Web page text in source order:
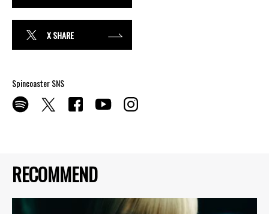
RECOMMEND
X SHARE
Spincoaster SNS